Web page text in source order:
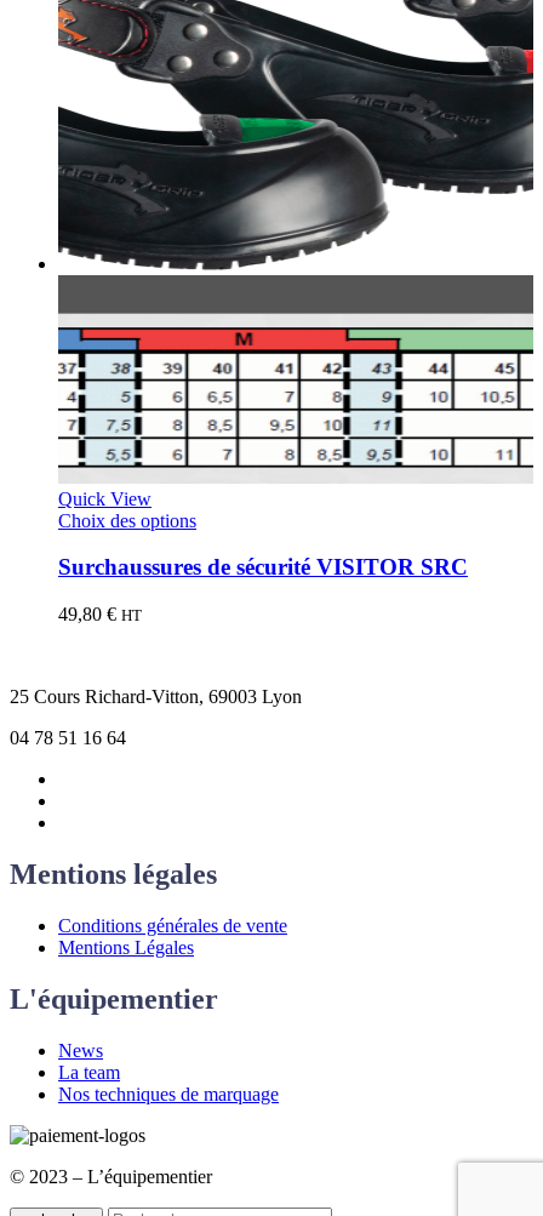
Quick View
Choix des options
Surchaussures de sécurité VISITOR SRC
49,80 € HT
25 Cours Richard-Vitton, 69003 Lyon
04 78 51 16 64
Mentions légales
Conditions générales de vente
Mentions Légales
L'équipementier
News
La team
Nos techniques de marquage
© 2023 – L’équipementier